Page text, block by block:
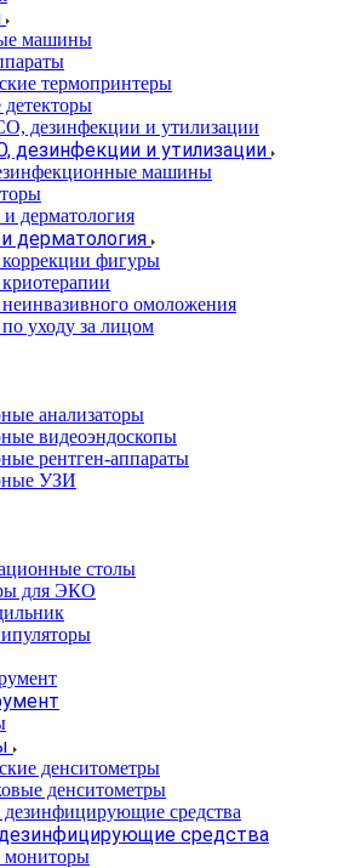
машины
термопринтеры
дезинфекции и утилизации
машины
дерматология
фигуры
омоложения
уходу за лицом
анализаторы
видеоэндоскопы
рентген-аппараты
УЗИ
столы
для ЭКО
денситометры
денситометры
средства